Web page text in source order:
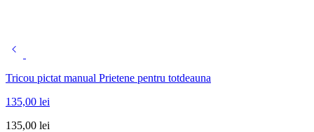
Tricou pictat manual Prietene pentru totdeauna
135,00 lei
135,00 lei